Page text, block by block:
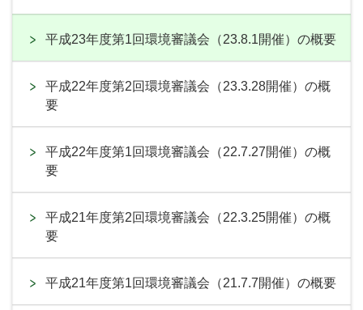
平成23年度第1回環境審議会（23.8.1開催）の概要
平成22年度第2回環境審議会（23.3.28開催）の概
要
平成22年度第1回環境審議会（22.7.27開催）の概
要
平成21年度第2回環境審議会（22.3.25開催）の概
要
平成21年度第1回環境審議会（21.7.7開催）の概要